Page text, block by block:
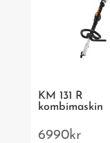
KM 131 R
kombimaskin
6990kr